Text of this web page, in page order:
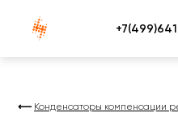
Атлантснаб
Конденсаторы компенсации